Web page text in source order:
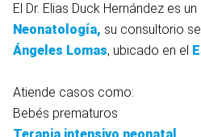
El Dr. Elias Duck Hernández es
Neonatología, su consultorio
Ángeles Lomas, ubicado en el
Atiende casos como:
Bebés prematuros